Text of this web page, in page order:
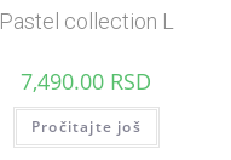
Pastel collection L
7,490.00 RSD
Pročitajte još